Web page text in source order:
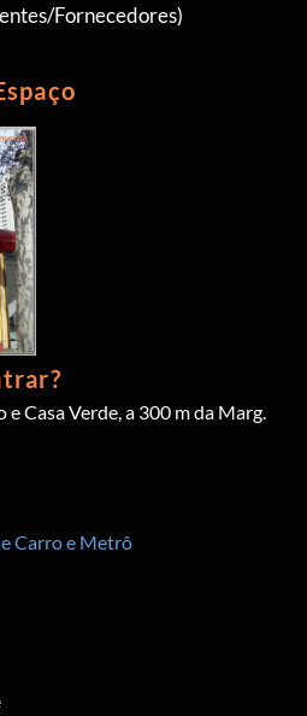
Fornecedores)
Casa Verde, a 300 m da Marg.
Carro e Metrô